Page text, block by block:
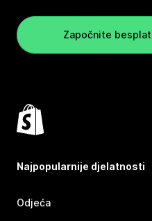
Započnite
Najpopularnije djelatnosti
Odjeća